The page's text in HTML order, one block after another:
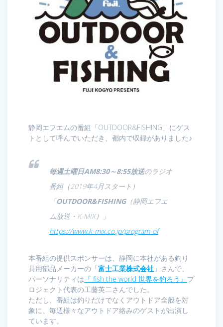
静岡エフエムの番組「OUTDOOR&FISHING」にゲス
トとして呼んでいただき、都内で収録がありました♪
毎週土曜日AM8:30～8:55放送のラジオ
番組（2019年4月スタート）
「OUTDOOR&FISHING（静岡エフエ
ム放送・K-MIX）」
https://www.k-mix.co.jp/program-of
本番組の提供スポンサーは、静岡に本社がある釣り
具用部品メーカーの「富士工業株式会社 」さんで、
パーソナリティは 『 fish the world 世界を釣ろう』 プ
ロジェクト代表の工藤英二さんでした。
ただし、番組は釣りだけでなくアウトドア全般を対
象に、毎週様々なアウトドア絡みのゲストが出演し
ています。